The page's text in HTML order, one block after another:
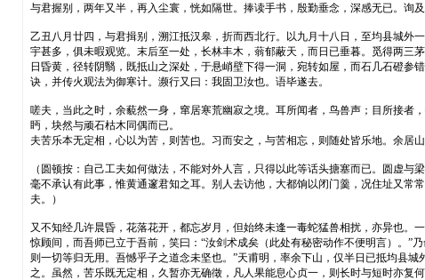
与君握别，两年又半，再入尘寰，恍如隔世。捧读手书，殷勤垂念，深感无已。询
乙丑八月廿四，与君揖别，溯江抵汉皋，折而西北行。以九月十八日，至均县城
宇甚多，俱未暇观览。末后至一处，长林丰木，蓊郁蔽天，而日已垂暮。觅得两
日昏黄，径转阴翳，既抵山之深处，于悬峭壁下得一洞，宛转如屋，而石几石磴
诀，并传火观法为御寒计。濒行又曰：我固卫汝也。语毕遂去。
嗟夫，当此之时，余藐然一身，窜居寒荒幽寂之境。耳所闻者，鸟兽声；目所接
眄，块然与顽石枯木同偶而已。
夫苦乐本无定相，心以为苦，则苦也。习而安之，与苦相忘，则随处皆乐地。余居
（圆顿按：自己工夫如何做法，不能对外人言，只得以此等话头搪塞而已。圆虚
毫不承认有此事，惟黄通邃君知之耳。别人去访他，大都饷以闭门羹，况住址又
夫。）
又不知经几许晨昏，花落花开，都忘岁月，但始终未逢一毒蛇猛兽相扰，亦异也。
惊顾间，而吾师已立于吾前，笑曰：“汝剑术成矣（此处有秘密动作不便明言）。”
则一切等归无用。吾憾乎子之道念未坚也。”天甫明，率余下山，仅半日已抵均县
之。虽然，苦乐既无定相，久暂亦无确徵，凡人果能息心贞一，则长时与短时亦复